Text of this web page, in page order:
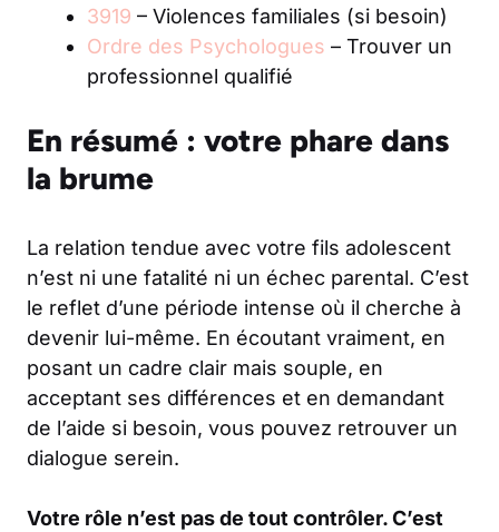
3919 – Violences familiales (si besoin)
Ordre des Psychologues – Trouver un
professionnel qualifié
En résumé : votre phare dans
la brume
La relation tendue avec votre fils adolescent
n’est ni une fatalité ni un échec parental. C’est
le reflet d’une période intense où il cherche à
devenir lui-même. En écoutant vraiment, en
posant un cadre clair mais souple, en
acceptant ses différences et en demandant
de l’aide si besoin, vous pouvez retrouver un
dialogue serein.
Votre rôle n’est pas de tout contrôler. C’est